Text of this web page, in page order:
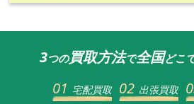
3つの買取方法で全国どこ
01 宅配買取 02 出張買取